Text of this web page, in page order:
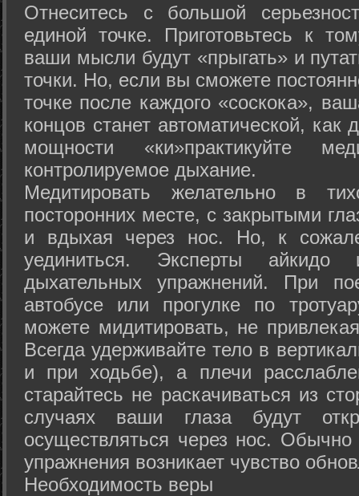
Отнеситесь с большой
единой точке. Приготовьтесь к
ваши мысли будут «прыгать» и
точки. Но, если вы сможете
точке после каждого «соскока»,
концов станет автоматической,
мощности «ки»практикуйте
контролируемое дыхание.
Медитировать желательно в
посторонних месте, с закрытыми
и вдыхая через нос. Но, к
уединиться. Эксперты айкидо
дыхательных упражнений. При
автобусе или прогулке по
можете мидитировать, не
Всегда удерживайте тело в
и при ходьбе), а плечи
старайтесь не раскачиваться из
случаях ваши глаза будут
осуществляться через нос. Обычно
упражнения возникает чувство
Необходимость веры